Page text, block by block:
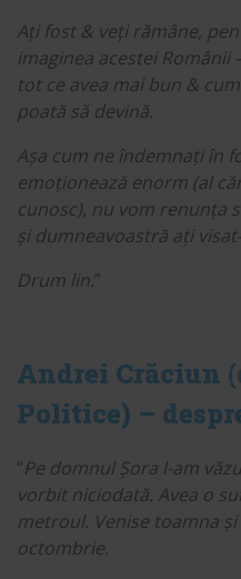
Ați fost & veți rămâne,
imaginea acestei Românii
tot ce avea mai bun &
poată să devină.
Așa cum ne îndemnați în
emoționează enorm (al
cunosc), nu vom renunța
și dumneavoastră ați
Drum lin.”
Andrei Crăciun
Politice) –
“Pe domnul Șora l-am
vorbit niciodată. Avea o
metroul. Venise toamna
octombrie.